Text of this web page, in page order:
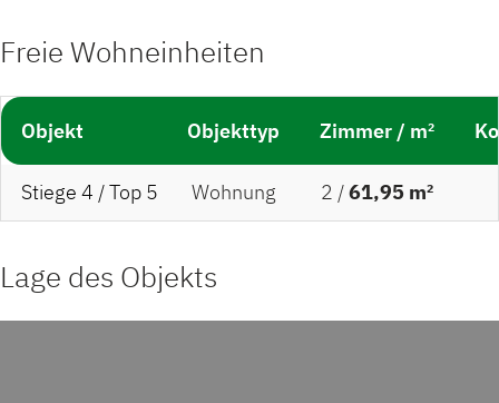
Freie Wohneinheiten
Objekt Objekttyp Zimmer / m²
Stiege 4 / Top 5 Wohnung 2 /61,95 m²
Lage des Objekts